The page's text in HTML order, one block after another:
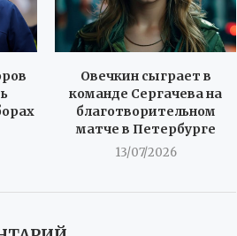
Овечкин сыграет в
команде Сергачева на
благотворительном
матче в Петербурге
13/07/2026